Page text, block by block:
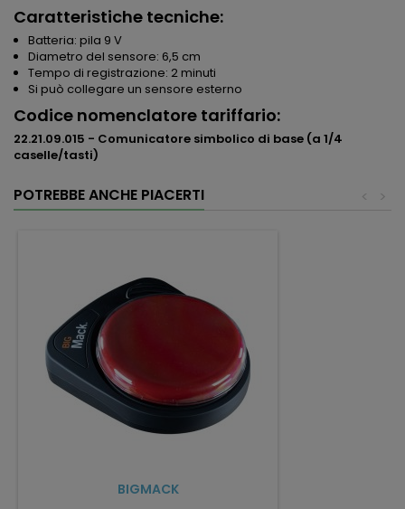
Caratteristiche tecniche:
Batteria: pila 9 V
Diametro del sensore: 6,5 cm
Tempo di registrazione: 2 minuti
Si può collegare un sensore esterno
Codice nomenclatore tariffario:
22.21.09.015 - Comunicatore simbolico di base (a 1/4
caselle/tasti)
POTREBBE ANCHE PIACERTI >
<
BIGMACK